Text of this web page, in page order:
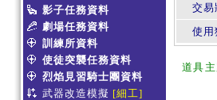
影子任務資料
劇場任務資料
訓練所資料
使徒突襲任務資料
烈焰見習騎士團資料
武器改造模擬 [細工]
交易
使用
道具